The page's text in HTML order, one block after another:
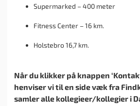
Supermarked – 400 meter
Fitness Center – 16 km.
Holstebro 16,7 km.
Når du klikker på knappen
henviser vi til en side væk fra
samler alle kollegieer/kollegier i